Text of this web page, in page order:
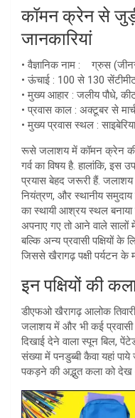
कॉमन क्रेन से
जानकारियां
• वैज्ञानिक नाम : ग्रुस
• ऊंचाई : 100 से 130
• मुख्य आहार : जलीय पौधे,
• प्रवास काल : अक्टूबर से
• मुख्य प्रवास स्थल :
रूसे जलाशय में कॉमन क्रेन की
गर्व का विषय है. हालांकि, इस
प्रयास बेहद जरूरी हैं.
नियंत्रण, और स्थानीय समुदाय
का स्थायी आश्रय स्थल बनाया
अपनाए गए तो आने वाले
बल्कि अन्य प्रवासी पक्षियों के
जिससे खैरागढ़ पक्षी पर्यटन के
इन पक्षियों की
डीएफओ खैरागढ़ आलोक
जलाशय में और भी कई प्रवासी
दिखाई देने वाला स्पून बिल,
संख्या में पनडुब्बी कैवा यहां
पकड़ने की अद्भुत कला को देख